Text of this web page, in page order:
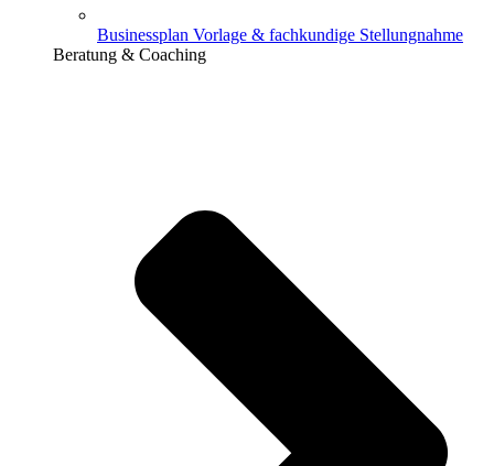
Businessplan Vorlage & fachkundige Stellungnahme
Beratung & Coaching